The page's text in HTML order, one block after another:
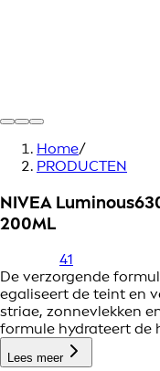
Home/
PRODUCTEN
NIVEA
200ML
41
De verzorgende
egaliseert de teint en
striae, zonnevlekken
formule hydrateert de
Lees meer